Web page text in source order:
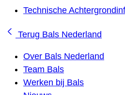
Technische
Terug Bals Nederland
Over Bals Nederland
Team Bals
Werken bij Bals